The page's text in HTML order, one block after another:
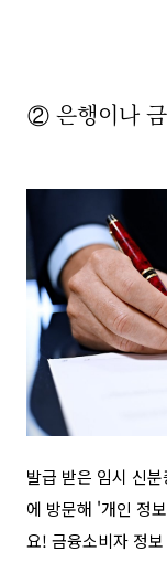
② 은행이나
발급 받은 임시 신
에 방문해 '개인 정
요! 금융소비자 정